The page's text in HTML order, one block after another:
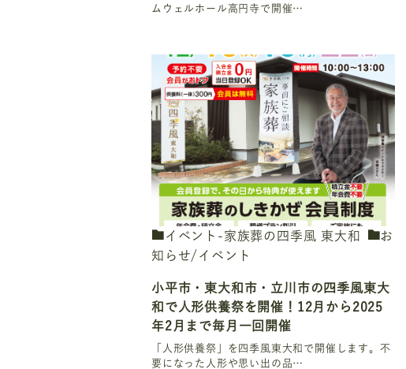
ムウェルホール高円寺で開催…
イベント-家族葬の四季風 東大和
お
知らせ/イベント
小平市・東大和市・立川市の四季風東大
和で人形供養祭を開催！12月から2025
年2月まで毎月一回開催
「人形供養祭」を四季風東大和で開催します。不
要になった人形や思い出の品…